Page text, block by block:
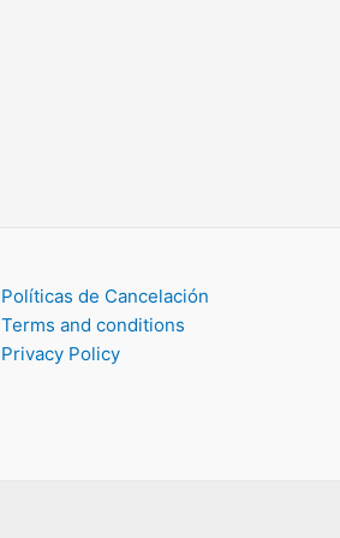
Políticas de Cancelación
Terms and conditions
Privacy Policy